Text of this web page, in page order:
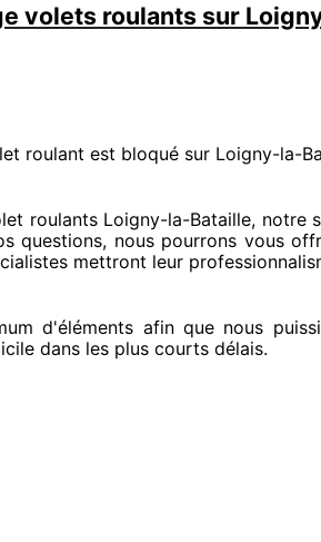
volets roulants sur
roulant est bloqué sur Loigny-la-
roulants Loigny-la-Bataille, notre
questions, nous pourrons vous
mettront leur
d'éléments afin que nous
dans les plus courts délais.